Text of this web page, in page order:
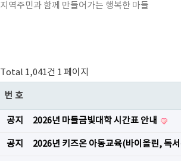
지역주민과 함께 만들어가는 행복한 마들
Total 1,041건 1 페이지
번호
공지 2026년 마들금빛대학 시간표 안내
공지 2026년 키즈온 아동교육(바이올린, 독